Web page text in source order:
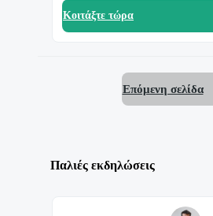
Κοιτάξτε τώρα
Επόμενη σελίδα
Παλιές εκδηλώσεις